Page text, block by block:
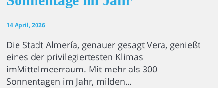
14 April, 2026
Die Stadt Almería, genauer gesagt Vera, genießt
eines der privilegiertesten Klimas
imMittelmeerraum. Mit mehr als 300
Sonnentagen im Jahr, milden…